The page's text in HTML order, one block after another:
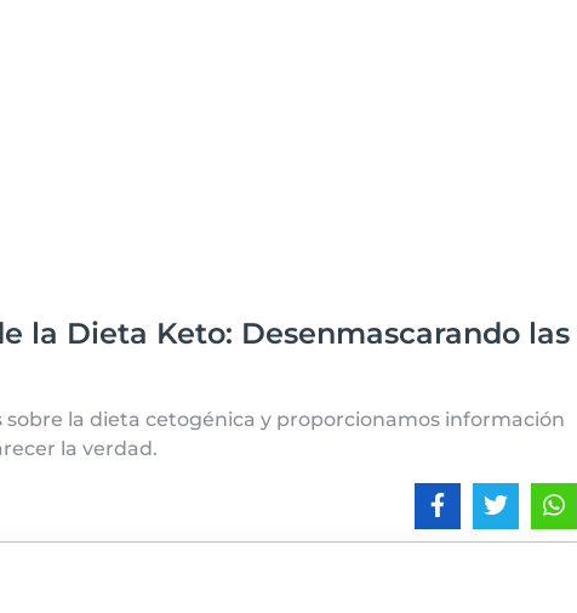
la Dieta Keto: Desenmascarando las
la dieta cetogénica y proporcionamos información
la verdad.